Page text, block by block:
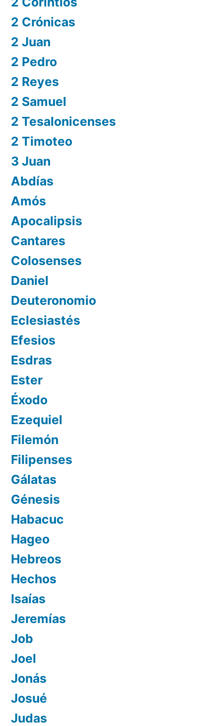
2 Crónicas
2 Juan
2 Pedro
2 Reyes
2 Samuel
2 Tesalonicenses
2 Timoteo
3 Juan
Abdías
Amós
Apocalipsis
Cantares
Colosenses
Daniel
Deuteronomio
Eclesiastés
Efesios
Esdras
Ester
Éxodo
Ezequiel
Filemón
Filipenses
Gálatas
Génesis
Habacuc
Hageo
Hebreos
Hechos
Isaías
Jeremías
Job
Joel
Jonás
Josué
Judas